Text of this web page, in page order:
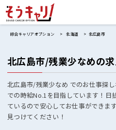
綜合キャリアオプション 北海道 北広島市
北広島市/残業少なめの
北広島市/残業少なめ でのお仕事探
での時給No.1を目指しています！日
ているので安心してお仕事ができま
見つけてください！